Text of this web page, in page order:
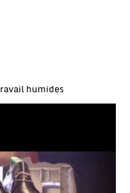
humides